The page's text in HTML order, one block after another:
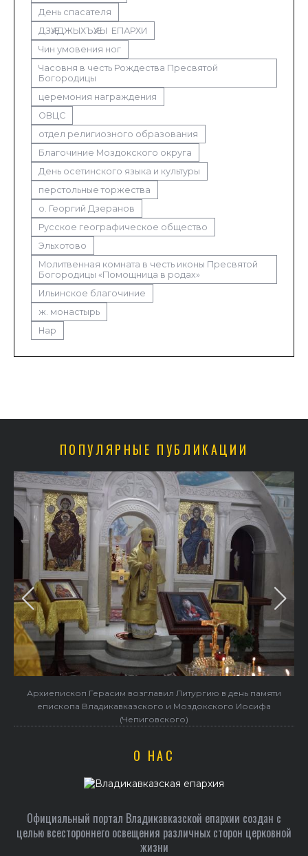
День спасателя
ДЗӔУДЖЫХЪӔУЫ ЕПАРХИ
Чин умовения ног
Часовня в честь Рождества Пресвятой
Богородицы
церемония награждения
ОВЦС
отдел религиозного образования
Благочиние Моздокского округа
День осетинского языка и культуры
перстольные торжества
о. Георгий Дзеранов
Русское географическое общество
Эльхотово
Молитвенная комната в честь иконы Пресвятой
Богородицы «Помощница в родах»
Ильинское благочиние
ж. монастырь
Нар
ПОПУЛЯРНЫЕ ПУБЛИКАЦИИ
Архиепископ Герасим возглавил Литургию в день памяти
епископа Владикавказского и Моздокского Иосифа
(Чепиговского)
О НАС
Официальный портал Владикавказской епархии создан c
целью всестороннего освещения различных сторон церковной
жизни